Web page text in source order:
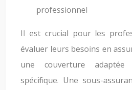
professionnel
Il est crucial pour les
évaluer leurs besoins en
une couverture
spécifique. Une sous-